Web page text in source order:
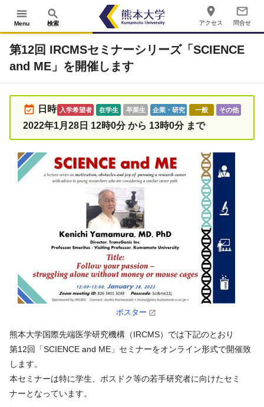
menu
Menu
search
検索
place
アクセス
mail_outline
問合せ
第12回 IRCMSセミナーシリーズ「SCIENCE
and ME」を開催します
event_available 日時：
2022年1月28日 12時0分 から 13時0分 まで
入学希望者 在学生 卒業生 企業・研究 一般 その他
ポスター
熊本大学国際先端医学研究機構（IRCMS）では下記のとおり
第12回「SCIENCE and ME」セミナーをオンライン形式で開催致
します。
本セミナーは特に学生、ポスドク等の若手研究者に向けたセミ
ナーとなっています。